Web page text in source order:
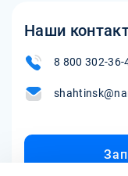
реакции пациента
могут включать
аллергические
индивидуального
Наши
8 800 302-36-